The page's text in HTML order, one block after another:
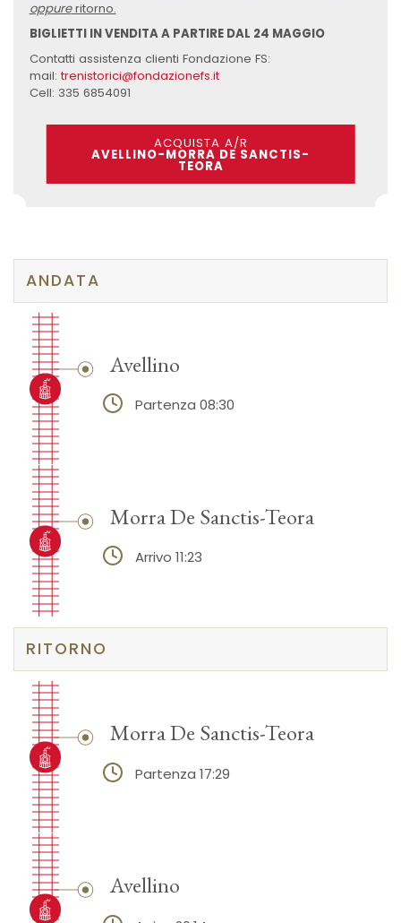
oppureritorno.
BIGLIETTI IN VENDITA A PARTIRE DAL 24 MAGGIO
Contatti assistenza clienti Fondazione FS:
mail:trenistorici@fondazionefs.it
Cell: 335 6854091
ACQUISTA A/R
AVELLINO-MORRA DE SANCTIS-
TEORA
ANDATA
Avellino
Partenza 08:30
Morra De Sanctis-Teora
Arrivo 11:23
RITORNO
Morra De Sanctis-Teora
Partenza 17:29
Avellino